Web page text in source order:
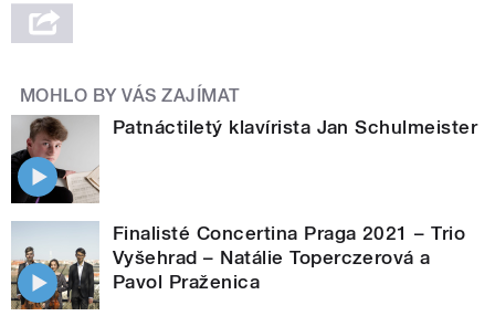
MOHLO BY VÁS ZAJÍMAT
Patnáctiletý klavírista Jan Schulmeister
Finalisté Concertina Praga 2021 – Trio
Vyšehrad – Natálie Toperczerová a
Pavol Praženica